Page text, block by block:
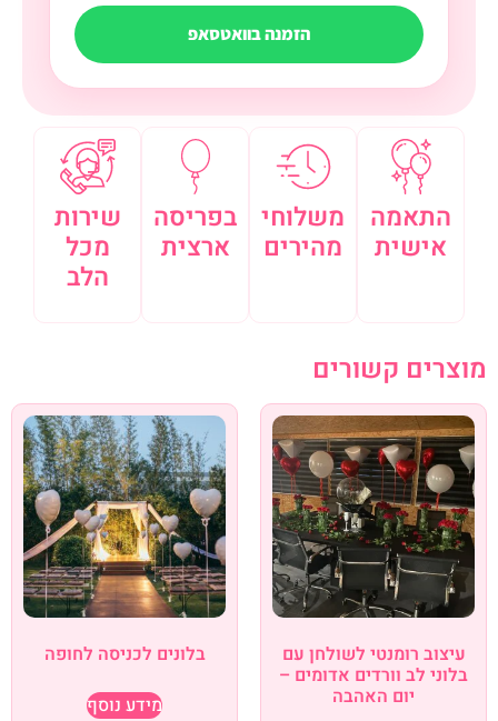
הזמנה בוואטסאפ
שירות
מכל
הלב
בפריסה
ארצית
משלוחי
מהירים
התאמה
אישית
מוצרים קשורים
עיצוב רומנטי לשולחן עם
בלוני לב וורדים אדומים –
יום האהבה
בלונים לכניסה לחופה
מידע נוסף